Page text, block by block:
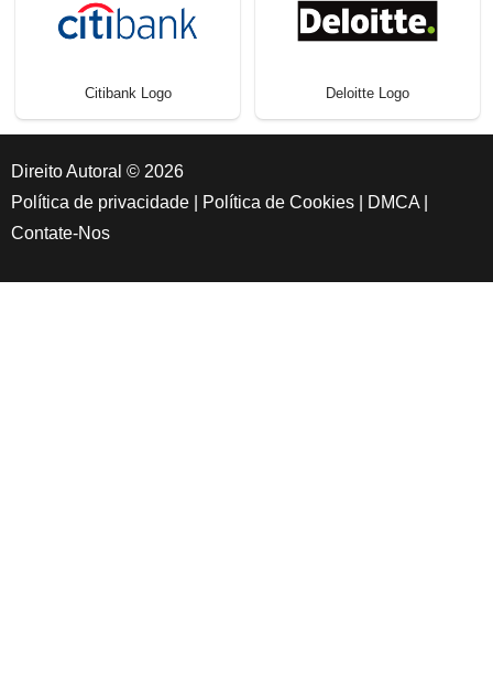
Citibank Logo Deloitte Logo
Direito Autoral © 2026
Política de privacidade
Política de Cookies DMCA
Contate-Nos